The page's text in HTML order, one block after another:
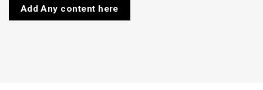
Add Any content here